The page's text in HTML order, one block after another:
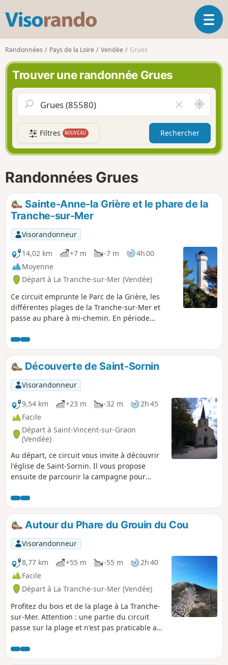
s
o
r
n
d
O
u
l
a
i
g
o
Randonnées Pays de la Loire Vendée Grues
Trouver une randonnée Grues
i
d
e
r
l
a
m
A
u
t
u
r
o
i
Filtres NOUVEAU Rechercher
Randonnées Grues
Sainte-Anne-la Grière et le phare de la
Tranche-sur-Mer
Visorandonneur
14,02 km
+7 m -7 m
4h 00
Moyenne
Départ à La Tranche-sur-Mer (Vendée)
Ce circuit emprunte le Parc de la Grière, les
différentes plages de la Tranche-sur-Mer et
passe au phare à mi-chemin. En période
Découverte de Saint-Sornin
Visorandonneur
9,54 km
+23 m -32 m
2h 45
Facile
Départ à Saint-Vincent-sur-Graon
(Vendée)
Au départ, ce circuit vous invite à découvrir
l'église de Saint-Sornin. Il vous propose
ensuite de parcourir la campagne pour
Saint-Vincent-sur-Graon. Ce parcours
comprend de nombreux chemins.
Autour du Phare du Grouin du Cou
Visorandonneur
8,77 km
+55 m -55 m
2h 40
Facile
Départ à La Tranche-sur-Mer (Vendée)
Profitez du bois et de la plage à La Tranche-
sur-Mer. Attention : une partie du circuit
passe sur la plage et n'est pas praticable aux
pouvez alors, partir du point (6), rejoindre le
point (2) par les chemins forestiers.